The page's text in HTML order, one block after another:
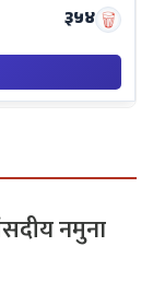
नमुना